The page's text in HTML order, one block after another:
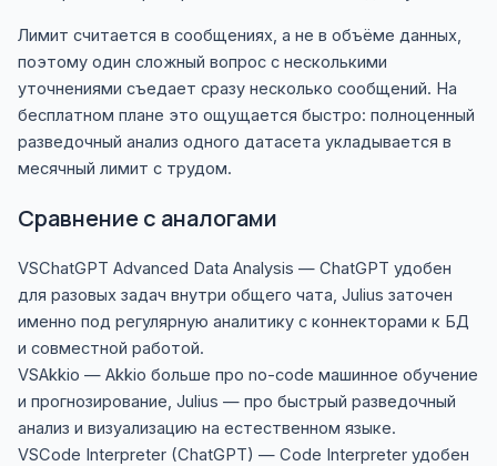
Лимит считается в сообщениях, а не в объёме данных,
поэтому один сложный вопрос с несколькими
уточнениями съедает сразу несколько сообщений. На
бесплатном плане это ощущается быстро: полноценный
разведочный анализ одного датасета укладывается в
месячный лимит с трудом.
Сравнение с аналогами
VSChatGPT Advanced Data Analysis — ChatGPT удобен
для разовых задач внутри общего чата, Julius заточен
именно под регулярную аналитику с коннекторами к БД
и совместной работой.
VSAkkio — Akkio больше про no-code машинное обучение
и прогнозирование, Julius — про быстрый разведочный
анализ и визуализацию на естественном языке.
VSCode Interpreter (ChatGPT) — Code Interpreter удобен